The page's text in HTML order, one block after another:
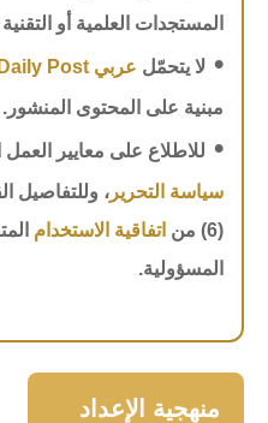
المستجدات العلمية أو
• لا يتحمّل عربي Daily Post
مبنية على المحتوى المنشور.
• للاطلاع على معايير
سياسة التحرير ، وللتفاصيل
(6) من
اتفاقية الاستخدام
المسؤولية.
منهجية الإعداد